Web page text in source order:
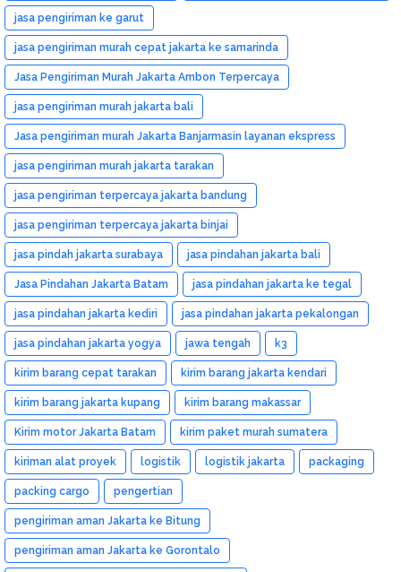
jasa pengiriman ke garut
jasa pengiriman murah cepat jakarta ke samarinda
Jasa Pengiriman Murah Jakarta Ambon Terpercaya
jasa pengiriman murah jakarta bali
Jasa pengiriman murah Jakarta Banjarmasin layanan ekspress
jasa pengiriman murah jakarta tarakan
jasa pengiriman terpercaya jakarta bandung
jasa pengiriman terpercaya jakarta binjai
jasa pindah jakarta surabaya jasa pindahan jakarta bali
Jasa Pindahan Jakarta Batam jasa pindahan jakarta ke tegal
jasa pindahan jakarta kediri jasa pindahan jakarta pekalongan
jasa pindahan jakarta yogya jawa tengah k3
kirim barang cepat tarakan kirim barang jakarta kendari
kirim barang jakarta kupang kirim barang makassar
Kirim motor Jakarta Batam kirim paket murah sumatera
kiriman alat proyek logistik logistik jakarta packaging
packing cargo pengertian
pengiriman aman Jakarta ke Bitung
pengiriman aman Jakarta ke Gorontalo